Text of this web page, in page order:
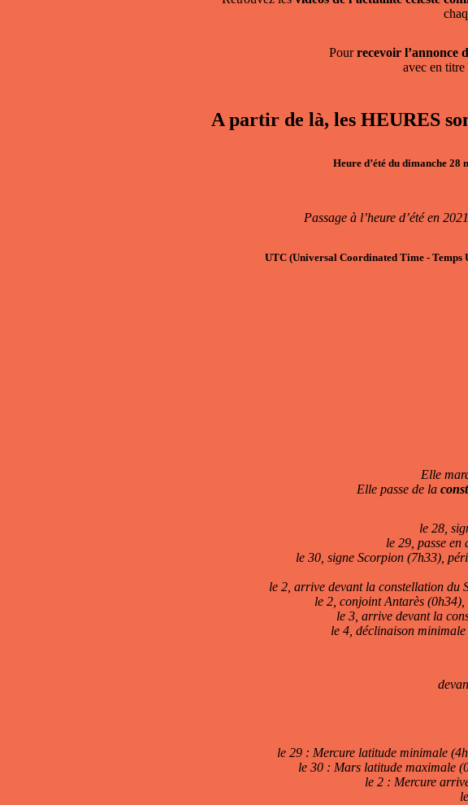
Pourrecevoir l’annonce
avec en
A partir de là, les HEURES
Heure d’été du dimanche
Passage à l’heure d’été en
UTC (Universal Coordinated Time - Temps
Elle
Elle passe de la
le 28,
le 29, passe
le 30, signe Scorpion (7h33),
le 2, arrive devant la constellation du
le 2, conjoint Antarès
le 3, arrive devant la
le 4, déclinaison
le 29 : Mercure latitude minimale
le 30 : Mars latitude maximale
le 2 : Mercure